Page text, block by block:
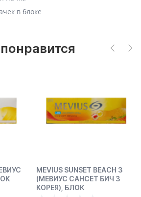
в блоке
MEVIUS SUNSET BEACH 3
(МЕВИУС САНСЕТ БИЧ 3
КОРЕЯ), БЛОК